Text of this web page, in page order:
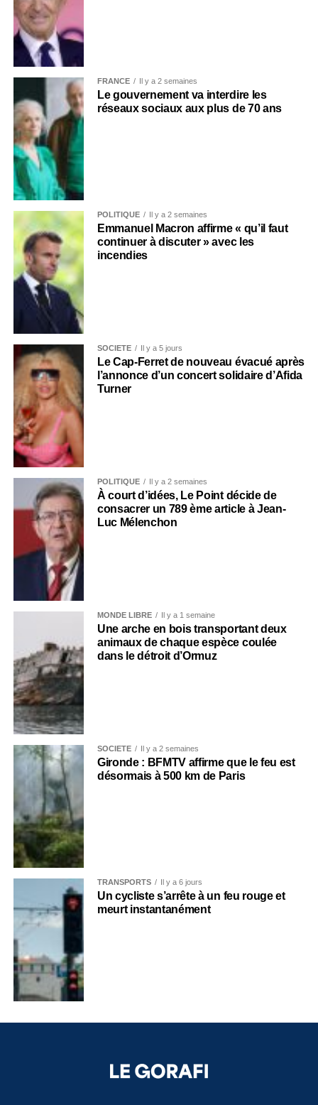
FRANCE Il y a 2 semaines
Le gouvernement va interdire les
réseaux sociaux aux plus de 70 ans
POLITIQUE Il y a 2 semaines
Emmanuel Macron affirme « qu’il faut
continuer à discuter » avec les
incendies
SOCIÉTÉ Il y a 5 jours
Le Cap-Ferret de nouveau évacué après
l’annonce d’un concert solidaire d’Afida
Turner
POLITIQUE Il y a 2 semaines
À court d’idées, Le Point décide de
consacrer un 789 ème article à Jean-
Luc Mélenchon
MONDE LIBRE Il y a 1 semaine
Une arche en bois transportant deux
animaux de chaque espèce coulée
dans le détroit d’Ormuz
SOCIÉTÉ Il y a 2 semaines
Gironde : BFMTV affirme que le feu est
désormais à 500 km de Paris
TRANSPORTS Il y a 6 jours
Un cycliste s’arrête à un feu rouge et
meurt instantanément